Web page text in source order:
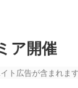
ア開催
ト広告が含まれま